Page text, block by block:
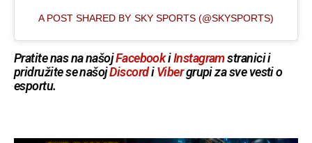
A POST SHARED BY SKY SPORTS (@SKYSPORTS)
Pratite nas na našojFacebookiInstagramstranici i
pridružite se našojDiscordiVibergrupi za sve vesti o
esportu.